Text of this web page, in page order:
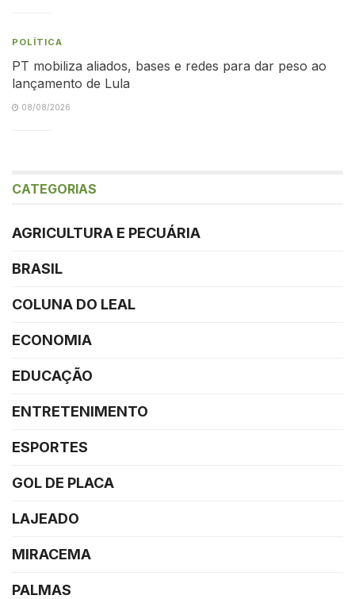
POLÍTICA
PT mobiliza aliados, bases e redes para dar peso ao
lançamento de Lula
08/08/2026
CATEGORIAS
AGRICULTURA E PECUÁRIA
BRASIL
COLUNA DO LEAL
ECONOMIA
EDUCAÇÃO
ENTRETENIMENTO
ESPORTES
GOL DE PLACA
LAJEADO
MIRACEMA
PALMAS